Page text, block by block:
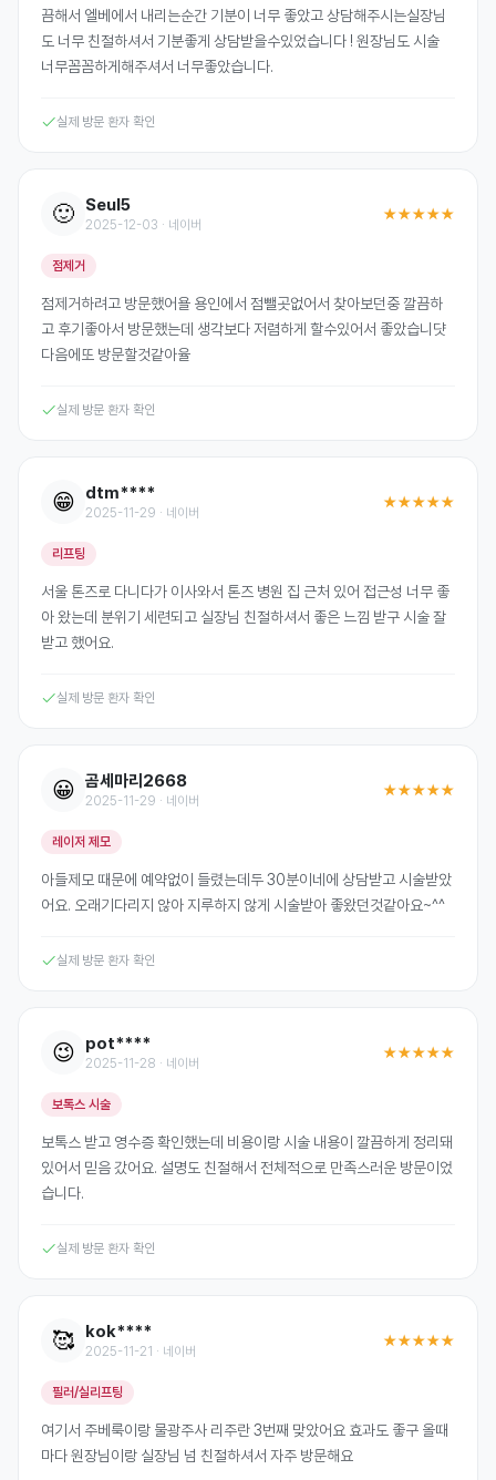
끔해서 엘베에서 내리는순간 기분이 너무 좋았고 상담해주시는실장님
도 너무 친절하셔서 기분좋게 상담받을수있었습니다 ! 원장님도 시술
너무꼼꼼하게해주셔서 너무좋았습니다.
실제 방문 환자 확인
🙂 Seul5
2025-12-03 · 네이버
★★★★★
점제거
점제거하려고 방문했어욜 용인에서 점뺄곳없어서 찾아보던중 깔끔하
고 후기좋아서 방문했는데 생각보다 저렴하게 할수있어서 좋았습니댯
다음에또 방문할것같아율
실제 방문 환자 확인
😁 dtm****
2025-11-29 · 네이버
★★★★★
리프팅
서울 톤즈로 다니다가 이사와서 톤즈 병원 집 근처 있어 접근성 너무 좋
아 왔는데 분위기 세련되고 실장님 친절하셔서 좋은 느낌 받구 시술 잘
받고 했어요.
실제 방문 환자 확인
😀 곰세마리2668
2025-11-29 · 네이버
★★★★★
레이저 제모
아들제모 때문에 예약없이 들렸는데두 30분이네에 상담받고 시술받았
어요. 오래기다리지 않아 지루하지 않게 시술받아 좋왔던것같아요~^^
실제 방문 환자 확인
😉 pot****
2025-11-28 · 네이버
★★★★★
보톡스 시술
보톡스 받고 영수증 확인했는데 비용이랑 시술 내용이 깔끔하게 정리돼
있어서 믿음 갔어요. 설명도 친절해서 전체적으로 만족스러운 방문이었
습니다.
실제 방문 환자 확인
🥰 kok****
2025-11-21 · 네이버
★★★★★
필러/실리프팅
여기서 주베룩이랑 물광주사 리주란 3번째 맞았어요 효과도 좋구 올때
마다 원장님이랑 실장님 넘 친절하셔서 자주 방문해요